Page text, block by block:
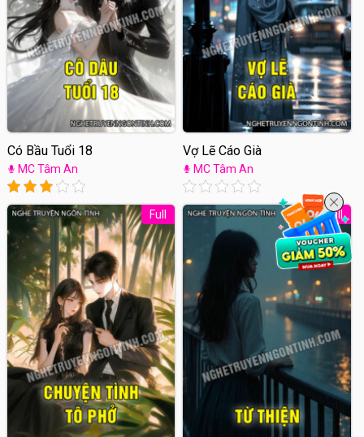
Có Bầu Tuổi 18
MC Tâm An
Vợ Lẽ Cáo Già
MC Tâm An
Full Full